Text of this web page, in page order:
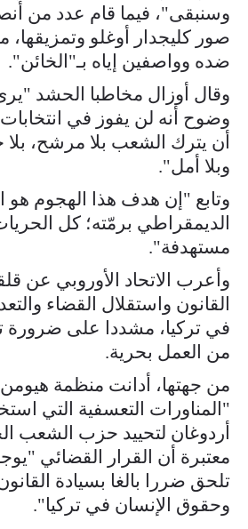
وسنبقى"، فيما قام عدد من
صور كليجدار أوغلو وتمزيقها،
ضده وواصفين إياه بـ"الخائن".
وقال أوزال مخاطبا الحشد
وضوح أنه لن يفوز في انتخابات
أن يترك الشعب بلا مرشح، بلا
وبلا أمل".
وتابع "إن هدف هذا الهجوم هو
الديمقراطي برمّته؛ كل
مستهدفة".
وأعرب الاتحاد الأوروبي عن
القانون واستقلال القضاء
في تركيا، مشددا على ضرورة
من العمل بحرية.
من جهتها، أدانت منظمة
"المناورات التعسفية التي
أردوغان لتحييد حزب الشعب
معتبرة أن القرار القضائي
تلحق ضررا بالغا بسيادة
وحقوق الإنسان في تركيا".